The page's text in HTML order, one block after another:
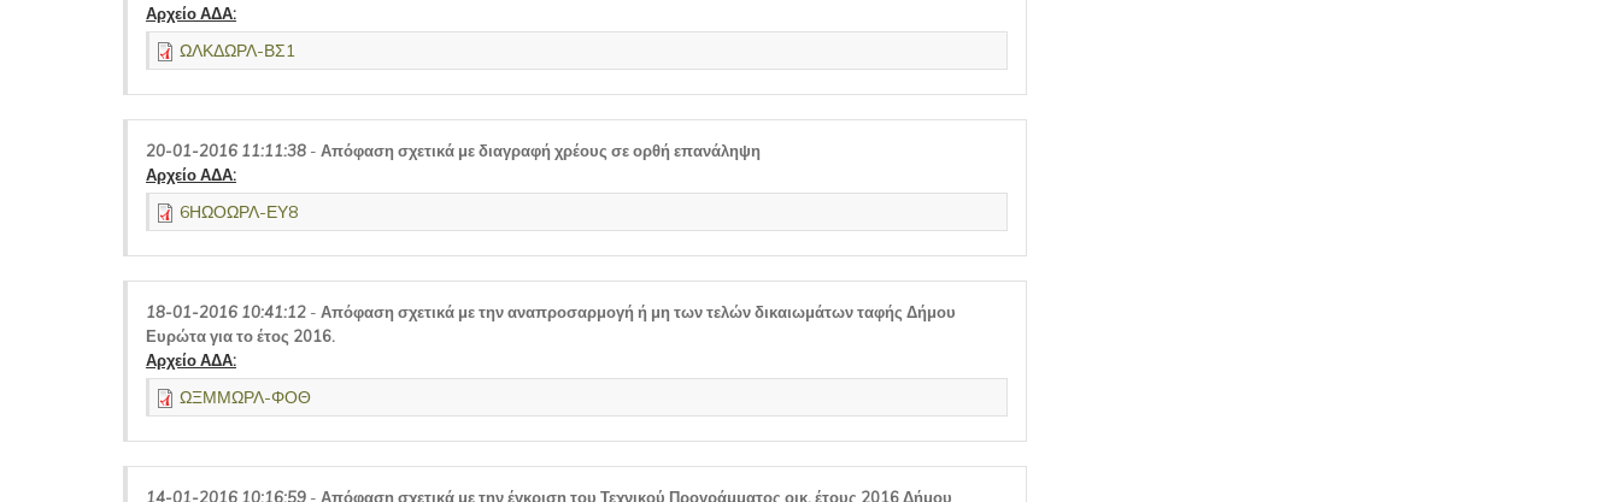
Αρχείο ΑΔΑ:
ΩΛΚΔΩΡΛ-ΒΣ1
20-01-2016 11:11:38 - Απόφαση σχετικά με διαγραφή χρέους σε ορθή επανάληψη
Αρχείο ΑΔΑ:
6ΗΩΟΩΡΛ-ΕΥ8
18-01-2016 10:41:12 - Απόφαση σχετικά με την αναπροσαρμογή ή μη των τελών δικαιωμάτων ταφής Δήμου
Ευρώτα για το έτος 2016.
Αρχείο ΑΔΑ:
ΩΞΜΜΩΡΛ-ΦΟΘ
14-01-2016 10:16:59 - Απόφαση σχετικά με την έγκριση του Τεχνικού Προγράμματος οικ. έτους 2016 Δήμου